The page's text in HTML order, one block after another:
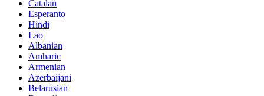
Catalan
Esperanto
Hindi
Lao
Albanian
Amharic
Armenian
Azerbaijani
Belarusian